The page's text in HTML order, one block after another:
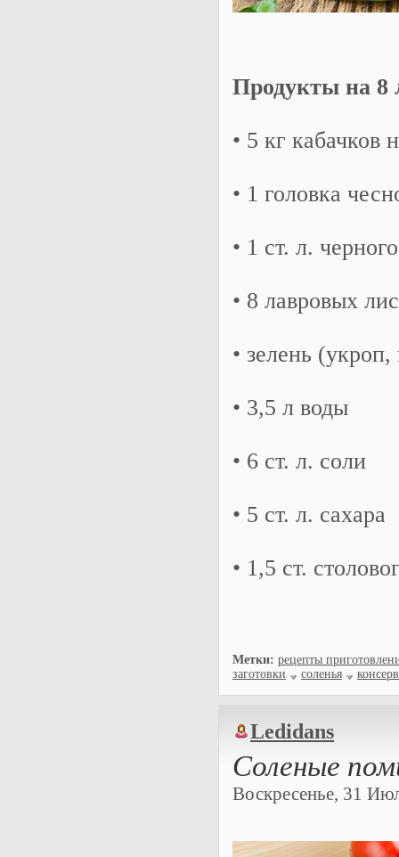
Продукты на 8
• 5 кг кабачков
• 1 головка
• 1 ст. л.
• 8 лавровых
• зелень
• 3,5 л воды
• 6 ст. л. соли
• 5 ст. л. сахара
• 1,5 ст.
Метки: рецепты
заготовки
соленья
Ledidans
Соленые
Воскресенье, 31